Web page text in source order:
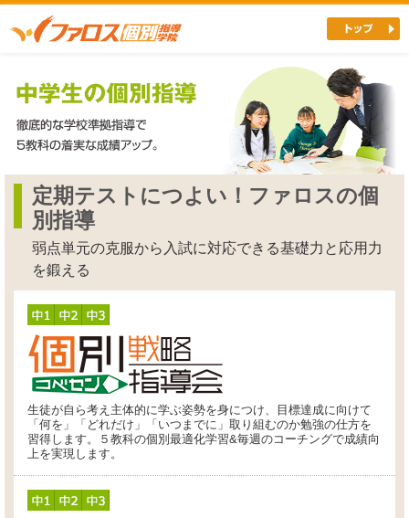
定期テストにつよい！ファロスの個
別指導
弱点単元の克服から入試に対応できる基礎力と応用力
を鍛える
生徒が自ら考え主体的に学ぶ姿勢を身につけ、目標達成に向けて
「何を」「どれだけ」「いつまでに」取り組むのか勉強の仕方を
習得します。５教科の個別最適化学習&毎週のコーチングで成績向
上を実現します。